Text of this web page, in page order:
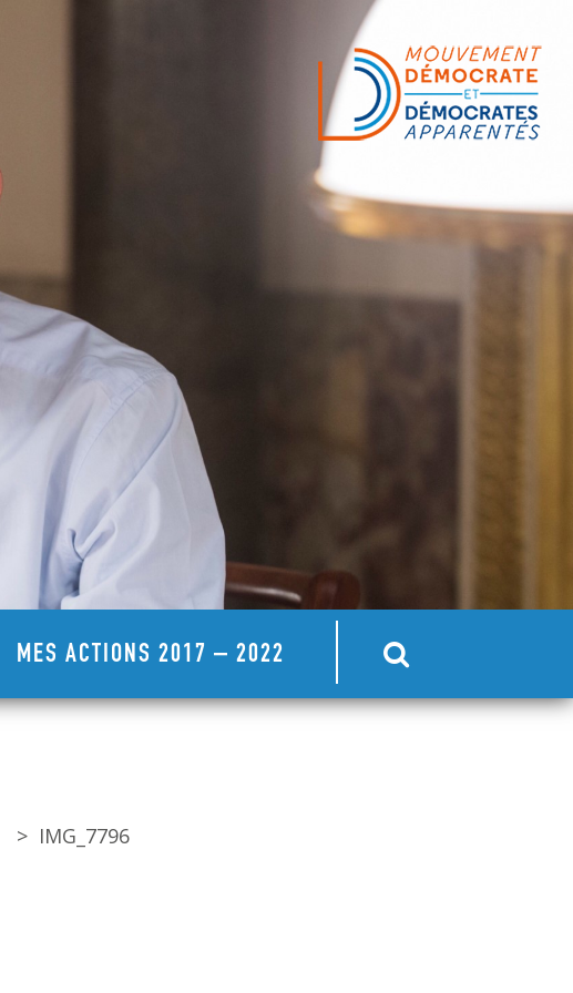
MES ACTIONS 2017 – 2022
> IMG_7796